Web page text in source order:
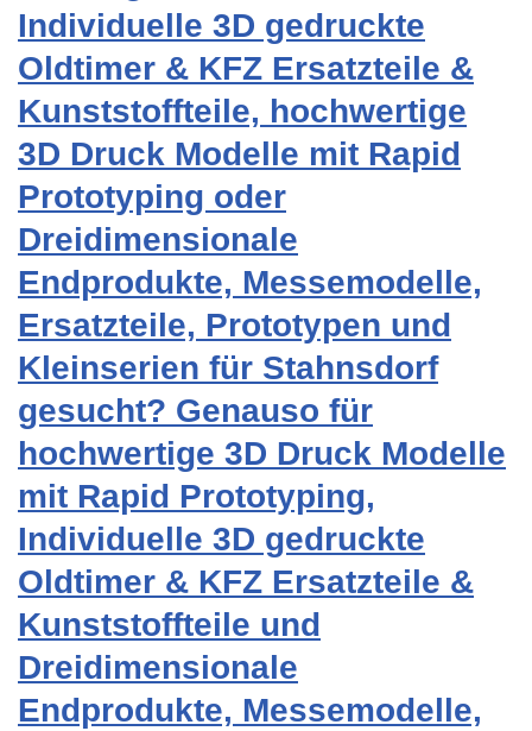
Individuelle 3D gedruckte
Oldtimer & KFZ Ersatzteile &
Kunststoffteile, hochwertige
3D Druck Modelle mit Rapid
Prototyping oder
Dreidimensionale
Endprodukte, Messemodelle,
Ersatzteile, Prototypen und
Kleinserien für Stahnsdorf
gesucht? Genauso für
hochwertige 3D Druck Modelle
mit Rapid Prototyping,
Individuelle 3D gedruckte
Oldtimer & KFZ Ersatzteile &
Kunststoffteile und
Dreidimensionale
Endprodukte, Messemodelle,